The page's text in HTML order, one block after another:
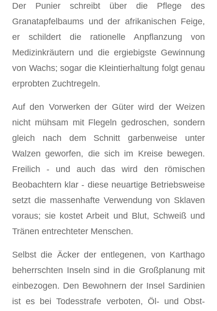
Der Punier schreibt über die Pflege des
Granatapfelbaums und der afrikanischen Feige,
er schildert die rationelle Anpflanzung von
Medizinkräutern und die ergiebigste Gewinnung
von Wachs; sogar die Kleintierhaltung folgt genau
erprobten Zuchtregeln.
Auf den Vorwerken der Güter wird der Weizen
nicht mühsam mit Flegeln gedroschen, sondern
gleich nach dem Schnitt garbenweise unter
Walzen geworfen, die sich im Kreise bewegen.
Freilich - und auch das wird den römischen
Beobachtern klar - diese neuartige Betriebsweise
setzt die massenhafte Verwendung von Sklaven
voraus; sie kostet Arbeit und Blut, Schweiß und
Tränen entrechteter Menschen.
Selbst die Äcker der entlegenen, von Karthago
beherrschten Inseln sind in die Großplanung mit
einbezogen. Den Bewohnern der Insel Sardinien
ist es bei Todesstrafe verboten, Öl- und Obst-